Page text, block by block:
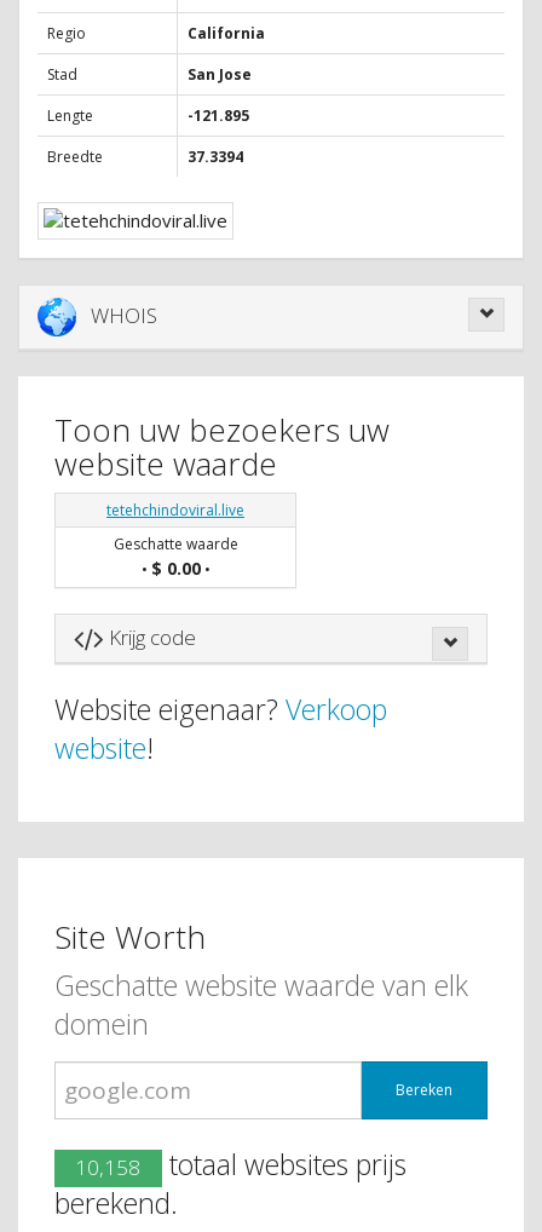
Regio
California
Stad
San Jose
Lengte
-121.895
Breedte
37.3394
WHOIS
Toon uw bezoekers uw
website waarde
tetehchindoviral.live
Geschatte waarde
• $ 0.00•
Krijg code
Website eigenaar? Verkoop
website!
Site Worth
Geschatte website waarde van elk
domein
Bereken
10,158
totaal websites prijs
berekend.